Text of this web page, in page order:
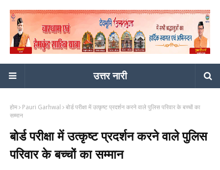
उत्तर नारी
होम Pauri Garhwal
बोर्ड परीक्षा में उत्कृष्ट प्रदर्शन करने वाले पुलिस परिवार के बच्चों का
सम्मान
बोर्ड परीक्षा में उत्कृष्ट प्रदर्शन करने वाले पुलिस
परिवार के बच्चों का सम्मान